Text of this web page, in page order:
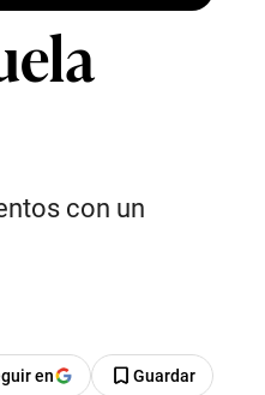
con un
en Guardar